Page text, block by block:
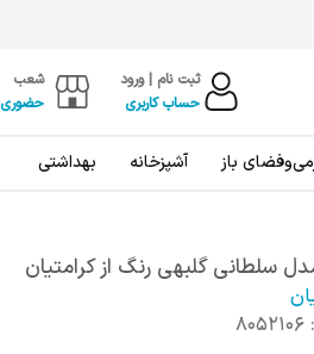
ثبت نام | ورود
حساب کاربری
شعب
حضوری
باز آشپزخانه بهداشتی
سلطانی گلبهی رنگ از کرامتیان
8052106